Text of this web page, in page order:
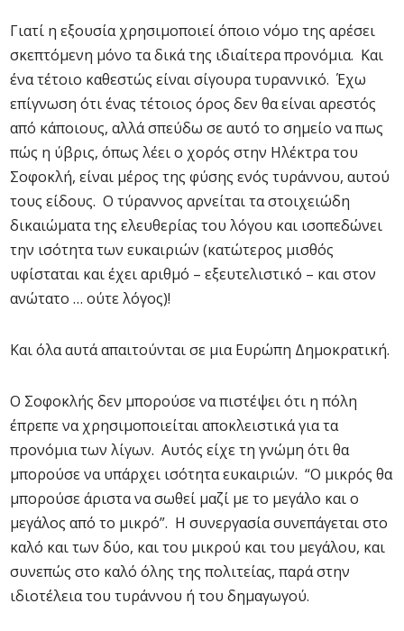
Γιατί η εξουσία χρησιμοποιεί όποιο νόμο της αρέσει
σκεπτόμενη μόνο τα δικά της ιδιαίτερα προνόμια. Και
ένα τέτοιο καθεστώς είναι σίγουρα τυραννικό. Έχω
επίγνωση ότι ένας τέτοιος όρος δεν θα είναι αρεστός
από κάποιους, αλλά σπεύδω σε αυτό το σημείο να πως
πώς η ύβρις, όπως λέει ο χορός στην Ηλέκτρα του
Σοφοκλή, είναι μέρος της φύσης ενός τυράννου, αυτού
τους είδους. Ο τύραννος αρνείται τα στοιχειώδη
δικαιώματα της ελευθερίας του λόγου και ισοπεδώνει
την ισότητα των ευκαιριών (κατώτερος μισθός
υφίσταται και έχει αριθμό – εξευτελιστικό – και στον
ανώτατο … ούτε λόγος)!
Και όλα αυτά απαιτούνται σε μια Ευρώπη Δημοκρατική.
Ο Σοφοκλής δεν μπορούσε να πιστέψει ότι η πόλη
έπρεπε να χρησιμοποιείται αποκλειστικά για τα
προνόμια των λίγων. Αυτός είχε τη γνώμη ότι θα
μπορούσε να υπάρχει ισότητα ευκαιριών. “Ο μικρός θα
μπορούσε άριστα να σωθεί μαζί με το μεγάλο και ο
μεγάλος από το μικρό”. Η συνεργασία συνεπάγεται στο
καλό και των δύο, και του μικρού και του μεγάλου, και
συνεπώς στο καλό όλης της πολιτείας, παρά στην
ιδιοτέλεια του τυράννου ή του δημαγωγού.